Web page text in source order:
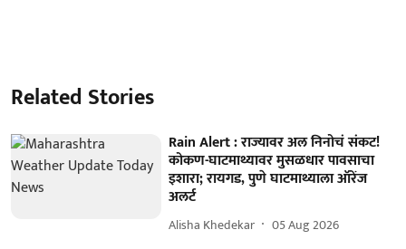
Related Stories
Rain Alert : राज्यावर अल निनोचं संकट!
कोकण-घाटमाथ्यावर मुसळधार पावसाचा
इशारा; रायगड, पुणे घाटमाथ्याला ऑरेंज
अलर्ट
Alisha Khedekar 05 Aug 2026